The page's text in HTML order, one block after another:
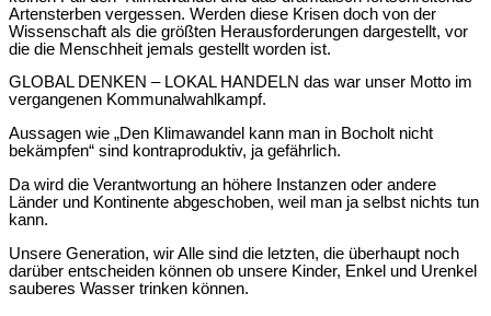
Artensterben vergessen. Werden diese Krisen doch von der
Wissenschaft als die größten Herausforderungen dargestellt, vor
die die Menschheit jemals gestellt worden ist.
GLOBAL DENKEN – LOKAL HANDELN das war unser Motto im
vergangenen Kommunalwahlkampf.
Aussagen wie „Den Klimawandel kann man in Bocholt nicht
bekämpfen“ sind kontraproduktiv, ja gefährlich.
Da wird die Verantwortung an höhere Instanzen oder andere
Länder und Kontinente abgeschoben, weil man ja selbst nichts tun
kann.
Unsere Generation, wir Alle sind die letzten, die überhaupt noch
darüber entscheiden können ob unsere Kinder, Enkel und Urenkel
sauberes Wasser trinken können.